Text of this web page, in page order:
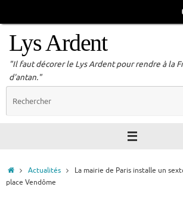
Lys Ardent
"Il faut décorer le Lys Ardent pour rendre à la
d'antan."
Accueil
Actualités
La mairie de Paris installe un
place Vendôme